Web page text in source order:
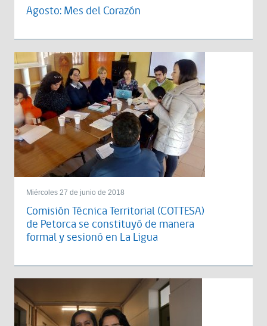
Agosto: Mes del Corazón
Miércoles 27 de junio de 2018
Comisión Técnica Territorial (COTTESA)
de Petorca se constituyó de manera
formal y sesionó en La Ligua